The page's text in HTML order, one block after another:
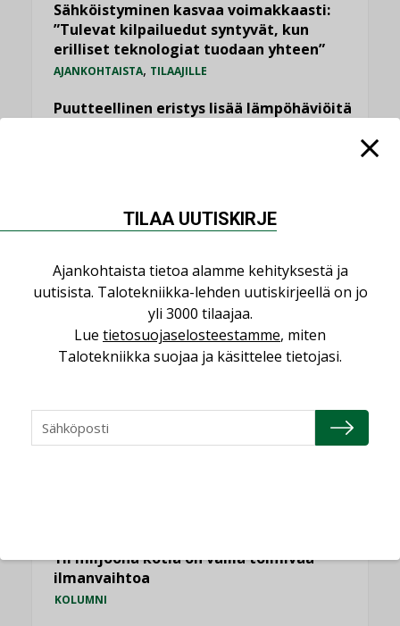
Sähköistyminen kasvaa voimakkaasti:
”Tulevat kilpailuedut syntyvät, kun
erilliset teknologiat tuodaan yhteen”
AJANKOHTAISTA, TILAAJILLE
Puutteellinen eristys lisää lämpöhäviöitä
LEHDEN ARTIKKELIT , TILAAJILLE
KATSO KAIKKI
NÄKÖKULMIA
Puheista tekoihin – uusin teknologia
käyttöön kiinteistöissä
Yli miljoona kotia on vailla toimivaa
ilmanvaihtoa
KOLUMNI
TILAA UUTISKIRJE
Ajankohtaista tietoa alamme kehityksestä ja
uutisista. Talotekniikka-lehden uutiskirjeellä on jo
yli 3000 tilaajaa.
Lue tietosuojaselosteestamme, miten
Talotekniikka suojaa ja käsittelee tietojasi.